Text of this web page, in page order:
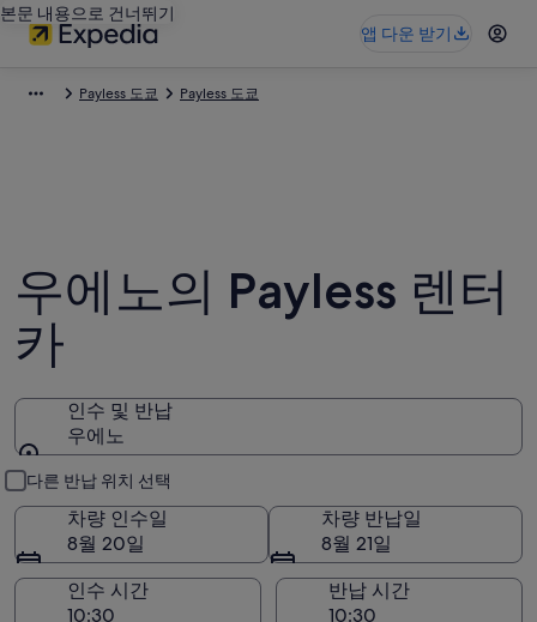
본문 내용으로 건너뛰기
앱 다운 받기
Payless 도쿄 Payless 도쿄
우에노의 Payless 렌터
카
인수 및 반납
우에노
인수 및 반납
다른 반납 위치 선택
차량 인수일
8월 20일
차량 반납일
8월 21일
인수 시간
반납 시간